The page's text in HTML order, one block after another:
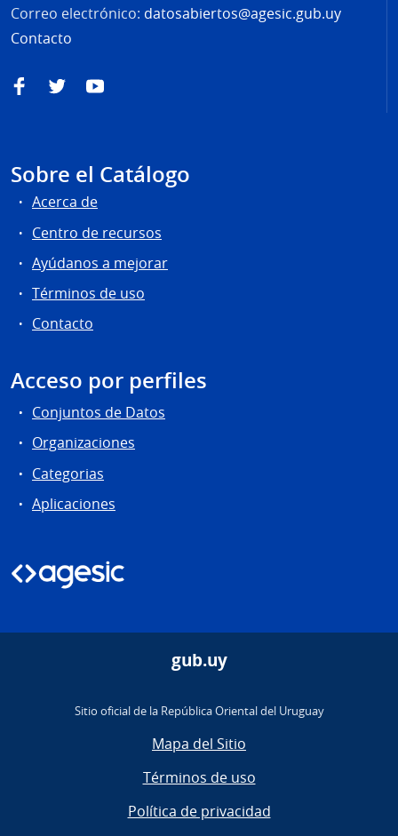
Correo electrónico: datosabiertos@agesic.gub.uy
Contacto
FacebookTwitterYouTube
Sobre el Catálogo
Acerca de
Centro de recursos
Ayúdanos a mejorar
Términos de uso
Contacto
Acceso por perfiles
Conjuntos de Datos
Organizaciones
Categorias
Aplicaciones
gub.uy
Sitio oficial de la República Oriental del Uruguay
Mapa del Sitio
Términos de uso
Política de privacidad